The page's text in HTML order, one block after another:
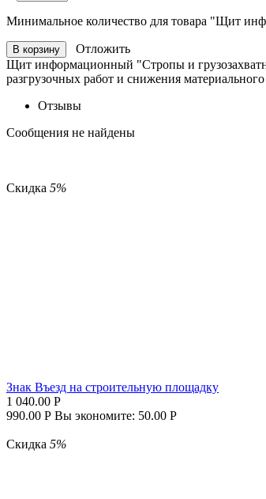
Минимальное количество для товара "Щит
В корзину
Отложить
Щит информационный "Стропы и
разгрузочных работ и снижения
Отзывы
Сообщения не найдены
Скидка 5%
Знак Въезд на строительную площадку
1 040.00 Р
990.00 Р Вы экономите: 50.00 Р
Скидка 5%